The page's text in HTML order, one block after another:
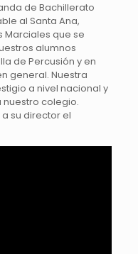
de Bachillerato
al Santa Ana,
Marciales que se
alumnos
de Percusión y en
general. Nuestra
a nivel nacional y
colegio.
a su director el